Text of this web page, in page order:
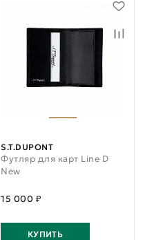
S.T.DUPONT
Футляр для карт Line D
New
15 000 ₽
КУПИТЬ